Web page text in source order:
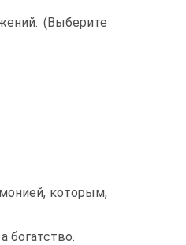
(Выберите
которым,
богатство.